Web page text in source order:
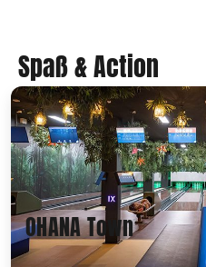
Spaß & Action
OHANA Town